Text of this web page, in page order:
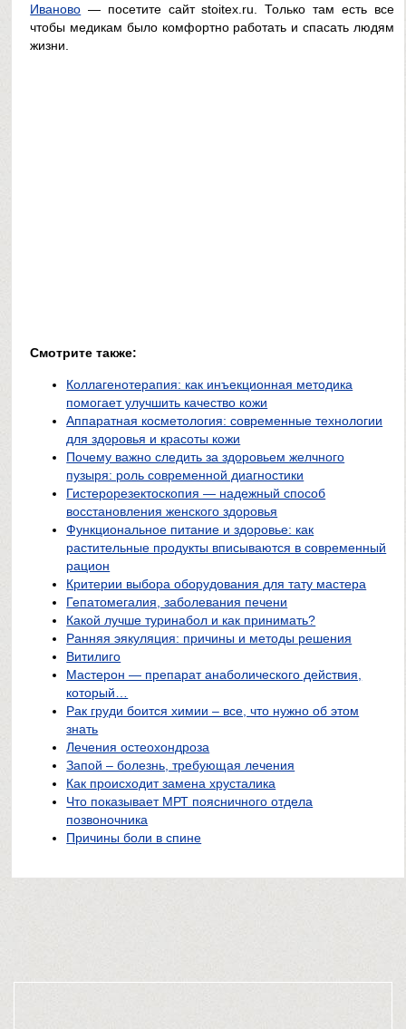
Иваново — посетите сайт stoitex.ru. Только там есть все
чтобы медикам было комфортно работать и спасать людям
жизни.
Смотрите также:
Коллагенотерапия: как инъекционная методика
помогает улучшить качество кожи
Аппаратная косметология: современные технологии
для здоровья и красоты кожи
Почему важно следить за здоровьем желчного
пузыря: роль современной диагностики
Гистерорезектоскопия — надежный способ
восстановления женского здоровья
Функциональное питание и здоровье: как
растительные продукты вписываются в современный
рацион
Критерии выбора оборудования для тату мастера
Гепатомегалия, заболевания печени
Какой лучше туринабол и как принимать?
Ранняя эякуляция: причины и методы решения
Витилиго
Мастерон — препарат анаболического действия,
который…
Рак груди боится химии – все, что нужно об этом
знать
Лечения остеохондроза
Запой – болезнь, требующая лечения
Как происходит замена хрусталика
Что показывает МРТ поясничного отдела
позвоночника
Причины боли в спине